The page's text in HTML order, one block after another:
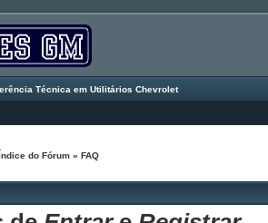
Técnica em Utilitários Chevrolet
do Fórum » FAQ